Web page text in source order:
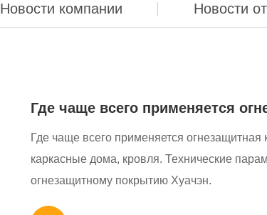
Новости компании Новости
Где чаще всего применяется
Где чаще всего применяется огнезащитная
каркасные дома, кровля. Технические
огнезащитному покрытию Хуачэн.